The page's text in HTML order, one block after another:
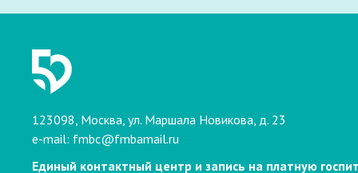
123098, Москва, ул. Маршала Новикова, д. 23
e-mail: fmbc@fmbamail.ru
Единый контактный центр и запись на платную